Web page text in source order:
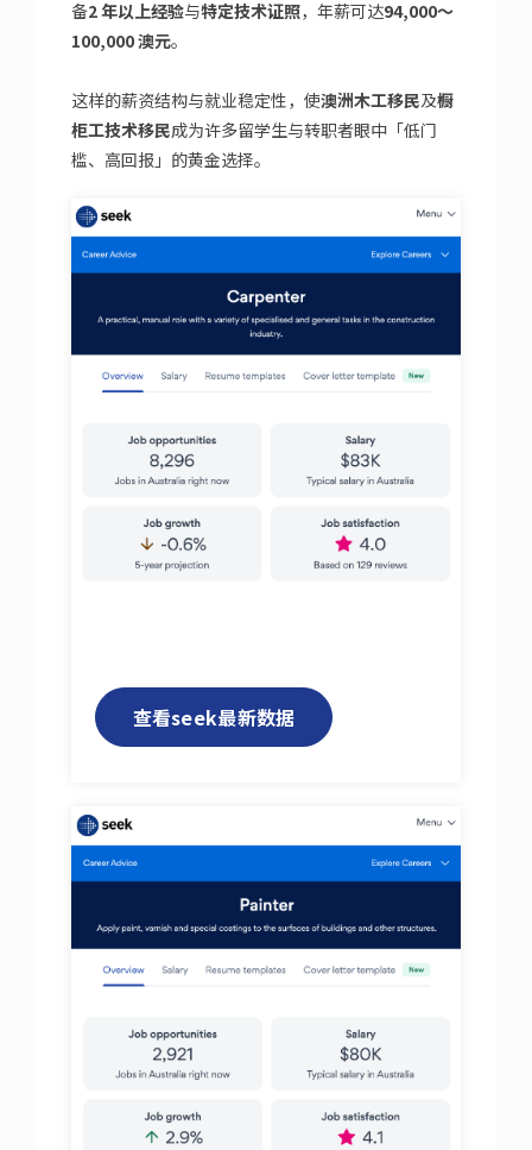
备2 年以上经验与特定技术证照，年薪可达94,000～
100,000 澳元。
这样的薪资结构与就业稳定性，使澳洲木工移民及橱
柜工技术移民成为许多留学生与转职者眼中「低门
槛、高回报」的黄金选择。
查看seek最新数据